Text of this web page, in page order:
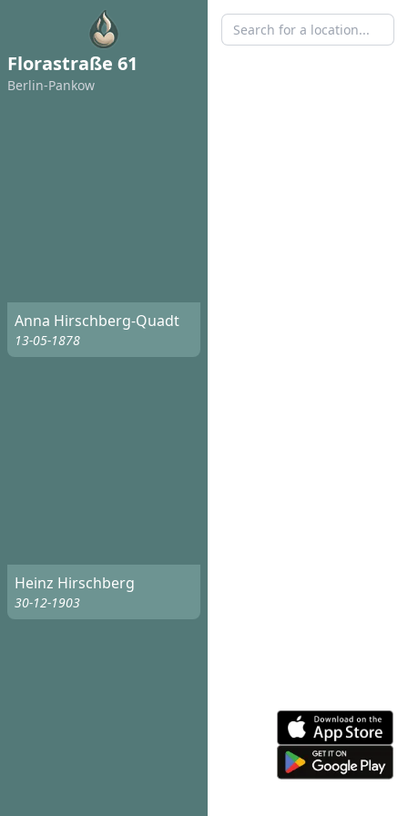
Florastraße 61
Berlin-Pankow
Anna Hirschberg-Quadt
13-05-1878
Heinz Hirschberg
30-12-1903